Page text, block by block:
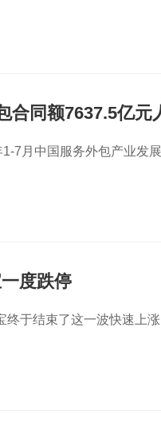
合同额7637.5亿元
7月中国服务外包产业发
度跌停
于结束了这一波快速上